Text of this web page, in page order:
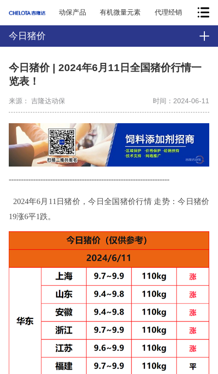
动保产品 有机微量元素 代理经销
今日猪价
今日猪价 | 2024年6月11日全国猪价行情一
览表！
来源： 吉隆达动保 时间：2024-06-11
------------------------------------------------------------------
2024年6月11日猪价，今日全国猪价行情 走势：今日猪价
19涨6平1跌。